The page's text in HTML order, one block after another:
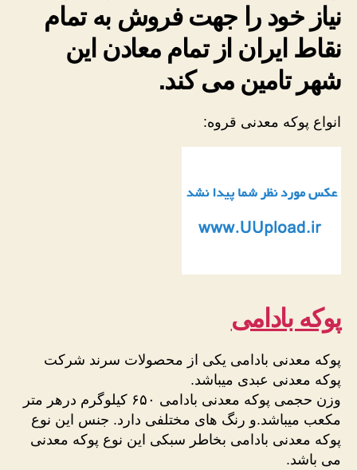
نیاز خود را جهت فروش به تمام
نقاط ایران از تمام معادن این
شهر تامین می کند.
انواع پوکه معدنی قروه:
پوکه بادامی
پوکه معدنی بادامی یکی از محصولات سرند شرکت
پوکه معدنی عبدی میباشد.
وزن حجمی پوکه معدنی بادامی ۶۵۰ کیلوگرم درهر متر
مکعب میباشد.و رنگ های مختلفی دارد. جنس این نوع
پوکه معدنی بادامی بخاطر سبکی این نوع پوکه معدنی
می باشد.